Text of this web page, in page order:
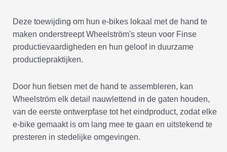
Deze toewijding om hun e-bikes lokaal met de hand te
maken onderstreept Wheelström's steun voor Finse
productievaardigheden en hun geloof in duurzame
productiepraktijken.
Door hun fietsen met de hand te assembleren, kan
Wheelström elk detail nauwlettend in de gaten houden,
van de eerste ontwerpfase tot het eindproduct, zodat elke
e-bike gemaakt is om lang mee te gaan en uitstekend te
presteren in stedelijke omgevingen.